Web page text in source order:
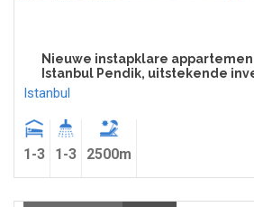
Nieuwe instapklare
Istanbul Pendik, uitstekende
Istanbul
1-3 1-3 2500m